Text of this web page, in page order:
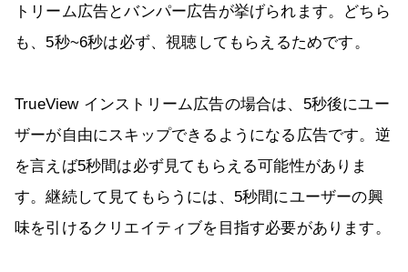
トリーム広告とバンパー広告が挙げられます。どちら
も、5秒~6秒は必ず、視聴してもらえるためです。
TrueView インストリーム広告の場合は、5秒後にユー
ザーが自由にスキップできるようになる広告です。逆
を言えば5秒間は必ず見てもらえる可能性がありま
す。継続して見てもらうには、5秒間にユーザーの興
味を引けるクリエイティブを目指す必要があります。